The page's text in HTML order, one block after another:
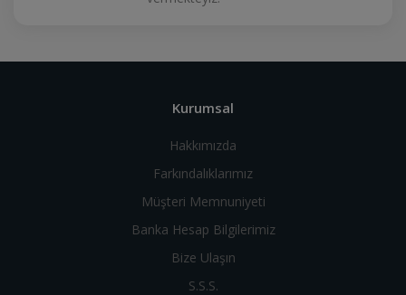
Kurumsal
Hakkımızda
Farkındalıklarımız
Müşteri Memnuniyeti
Banka Hesap Bilgilerimiz
Bize Ulaşın
S.S.S.